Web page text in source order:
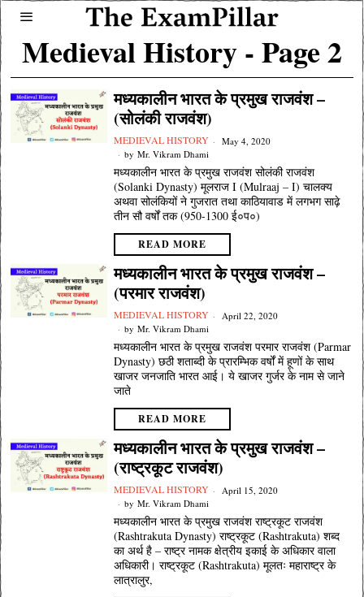
Medieval History- Page 2
मध्यकालीन भारत के प्रमुख राजवंश –
(सोलंकी राजवंश)
MEDIEVAL HISTORY
May 4, 2020
by Mr. Vikram Dhami
मध्यकालीन भारत के प्रमुख राजवंश सोलंकी राजवंश
(Solanki Dynasty) मूलराज I (Mulraaj – I) चालक्य
अथवा सोलंकियों ने गुजरात तथा काठियावाड में लगभग साढ़े
तीन सौ वर्षों तक (950-1300 ई०प०)
READ MORE
मध्यकालीन भारत के प्रमुख राजवंश –
(परमार राजवंश)
MEDIEVAL HISTORY
April 22, 2020
by Mr. Vikram Dhami
मध्यकालीन भारत के प्रमुख राजवंश परमार राजवंश (Parmar
Dynasty) छठी शताब्दी के प्रारम्भिक वर्षों में हूणों के साथ
खाजर जनजाति भारत आई। ये खाजर गुर्जर के नाम से जाने
जाते
READ MORE
मध्यकालीन भारत के प्रमुख राजवंश –
(राष्ट्रकूट राजवंश)
MEDIEVAL HISTORY
April 15, 2020
by Mr. Vikram Dhami
मध्यकालीन भारत के प्रमुख राजवंश राष्ट्रकूट राजवंश
(Rashtrakuta Dynasty) राष्ट्रकूट (Rashtrakuta) शब्द
का अर्थ है – राष्ट्र नामक क्षेत्रीय इकाई के अधिकार वाला
अधिकारी। राष्ट्रकूट (Rashtrakuta) मूलतः महाराष्ट्र के
लात्रालुर,